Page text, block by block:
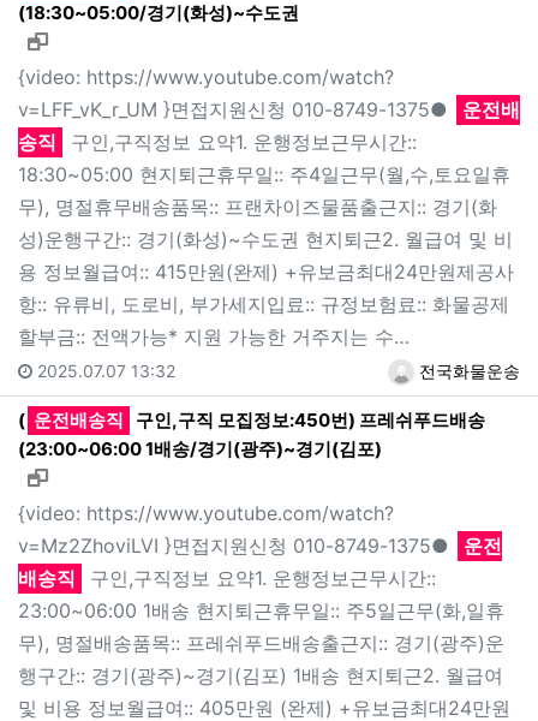
(18:30~05:00/경기(화성)~수도권
새창으로 보기
{video: https://www.youtube.com/watch?
v=LFF_vK_r_UM }면접지원신청 010-8749-1375●
운전배
송직
구인,구직정보 요약1. 운행정보근무시간::
18:30~05:00 현지퇴근휴무일:: 주4일근무(월,수,토요일휴
무), 명절휴무배송품목:: 프랜차이즈물품출근지:: 경기(화
성)운행구간:: 경기(화성)~수도권 현지퇴근2. 월급여 및 비
용 정보월급여:: 415만원(완제) +유보금최대24만원제공사
항:: 유류비, 도로비, 부가세지입료:: 규정보험료:: 화물공제
할부금:: 전액가능* 지원 가능한 거주지는 수…
전국화물운송
2025.07.07 13:32
( 운전배송직
구인,구직 모집정보:450번) 프레쉬푸드배송
(23:00~06:00 1배송/경기(광주)~경기(김포)
새창으로 보기
{video: https://www.youtube.com/watch?
v=Mz2ZhoviLVI }면접지원신청 010-8749-1375●
운전
배송직
구인,구직정보 요약1. 운행정보근무시간::
23:00~06:00 1배송 현지퇴근휴무일:: 주5일근무(화,일휴
무), 명절배송품목:: 프레쉬푸드배송출근지:: 경기(광주)운
행구간:: 경기(광주)~경기(김포) 1배송 현지퇴근2. 월급여
및 비용 정보월급여:: 405만원 (완제) +유보금최대24만원